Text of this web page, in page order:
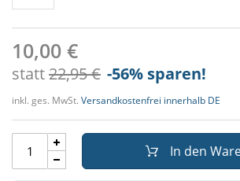
10,00 €
statt22,95 € -56% sparen!
inkl. ges. MwSt. Versandkostenfrei innerhalb DE
In den